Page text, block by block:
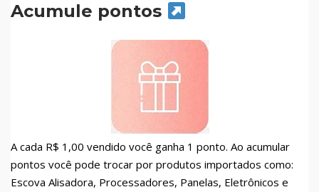
Acumule pontos
A cada R$ 1,00 vendido você ganha 1 ponto. Ao acumular
pontos você pode trocar por produtos importados como:
Escova Alisadora, Processadores, Panelas, Eletrônicos e